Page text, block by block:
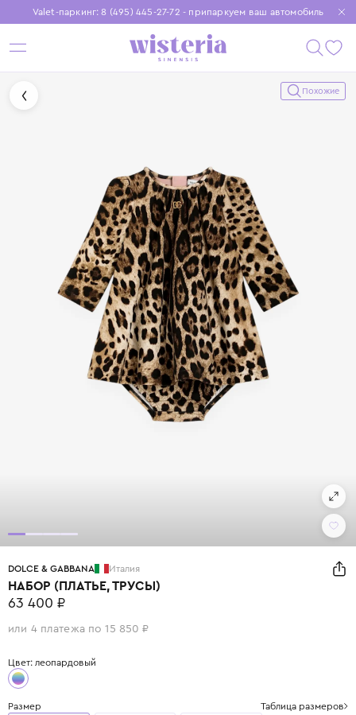
Valet-паркинг: 8 (495) 445-27-72 - припаркуем ваш автомобиль
Бесплатная доставка при заказе от 15 000 ₽
Установите приложение, чтобы покупки были еще удобнее
Похожие
DOLCE & GABBANA Италия
НАБОР (ПЛАТЬЕ, ТРУСЫ)
63 400 ₽
или 4 платежа по 15 850 ₽
Цвет: леопардовый
Размер Таблица размеров